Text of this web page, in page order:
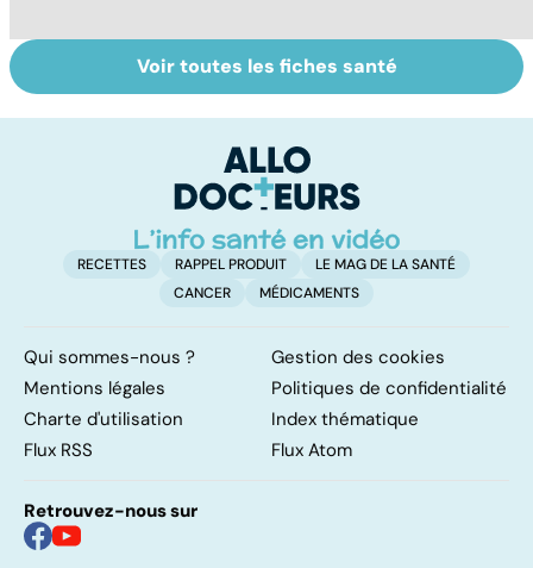
Le lupus, une
maladie
Anémie :
symptômes,
traitements
Voir toutes les fiches santé
RECETTES RAPPEL PRODUIT
LE MAG DE LA SANTÉ
CANCER
MÉDICAMENTS
Qui sommes-nous ?
Gestion des cookies
Mentions légales
Politiques de confidentialité
Charte d'utilisation
Index thématique
Flux RSS
Flux Atom
Retrouvez-nous sur